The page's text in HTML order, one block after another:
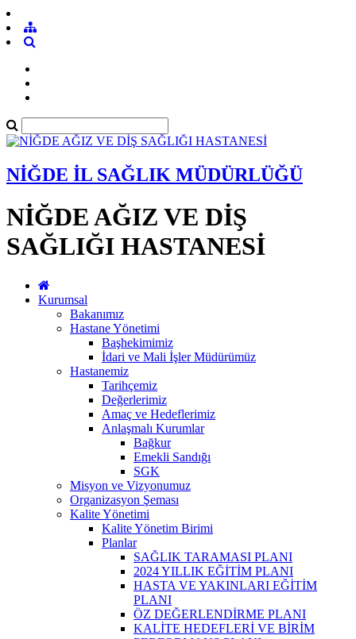
NİĞDE İL SAĞLIK MÜDÜRLÜĞÜ
NİĞDE AĞIZ VE DİŞ
SAĞLIĞI HASTANESİ
Kurumsal
Bakanımız
Hastane Yönetimi
Başhekimimiz
İdari ve Mali İşler Müdürümüz
Hastanemiz
Tarihçemiz
Değerlerimiz
Amaç ve Hedeflerimiz
Anlaşmalı Kurumlar
Bağkur
Emekli Sandığı
SGK
Misyon ve Vizyonumuz
Organizasyon Şeması
Kalite Yönetimi
Kalite Yönetim Birimi
Planlar
SAĞLIK TARAMASI PLANI
2024 YILLIK EĞİTİM PLANI
HASTA VE YAKINLARI EĞİTİM
PLANI
ÖZ DEĞERLENDİRME PLANI
KALİTE HEDEFLERİ VE BİRİM